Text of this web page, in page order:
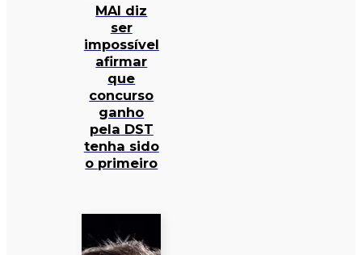
MAI diz
ser
impossível
afirmar
que
concurso
ganho
pela DST
tenha sido
o primeiro